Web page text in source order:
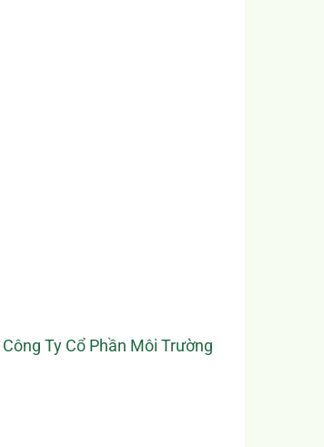
Ty Cổ Phần Môi Trường